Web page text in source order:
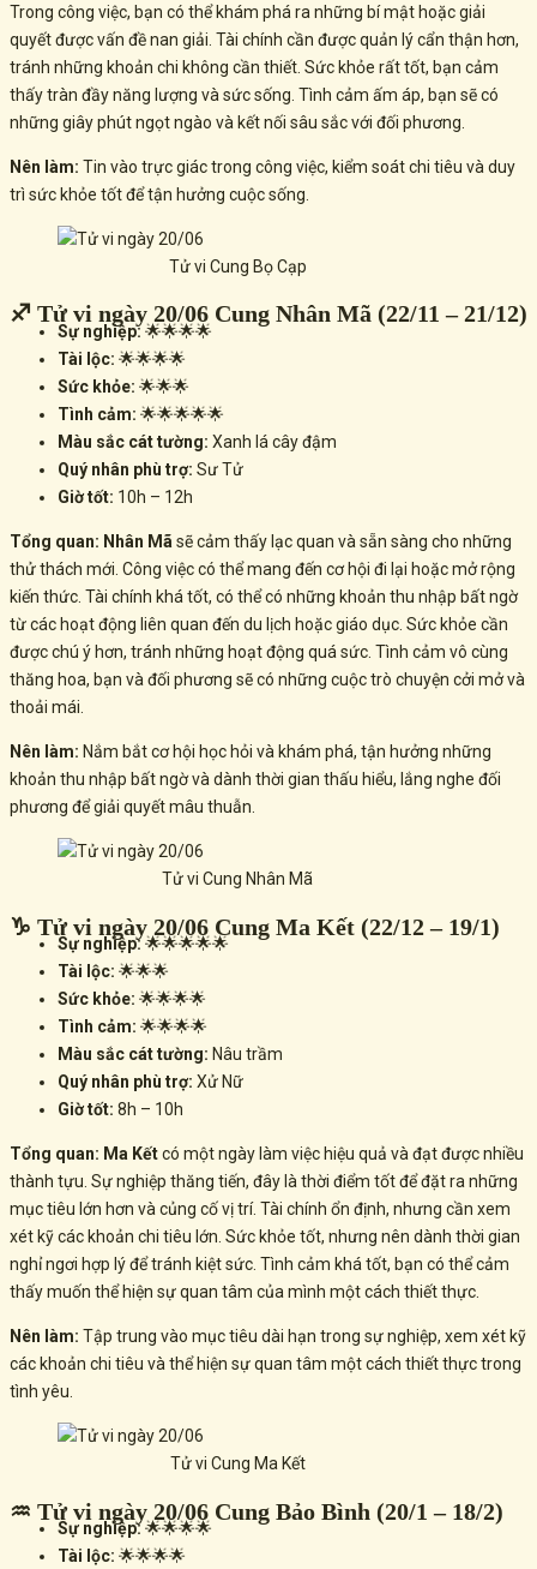
Trong công việc, bạn có thể khám phá ra những bí mật hoặc giải
quyết được vấn đề nan giải. Tài chính cần được quản lý cẩn thận hơn,
tránh những khoản chi không cần thiết. Sức khỏe rất tốt, bạn cảm
thấy tràn đầy năng lượng và sức sống. Tình cảm ấm áp, bạn sẽ có
những giây phút ngọt ngào và kết nối sâu sắc với đối phương.
Nên làm: Tin vào trực giác trong công việc, kiểm soát chi tiêu và duy
trì sức khỏe tốt để tận hưởng cuộc sống.
Tử vi Cung Bọ Cạp
♐ Tử vi ngày 20/06 Cung Nhân Mã (22/11 – 21/12)
Sự nghiệp:🌟🌟🌟🌟
Tài lộc: 🌟🌟🌟🌟
Sức khỏe: 🌟🌟🌟
Tình cảm: 🌟🌟🌟🌟🌟
Màu sắc cát tường: Xanh lá cây đậm
Quý nhân phù trợ: Sư Tử
Giờ tốt: 10h – 12h
Tổng quan: Nhân Mã sẽ cảm thấy lạc quan và sẵn sàng cho những
thử thách mới. Công việc có thể mang đến cơ hội đi lại hoặc mở rộng
kiến thức. Tài chính khá tốt, có thể có những khoản thu nhập bất ngờ
từ các hoạt động liên quan đến du lịch hoặc giáo dục. Sức khỏe cần
được chú ý hơn, tránh những hoạt động quá sức. Tình cảm vô cùng
thăng hoa, bạn và đối phương sẽ có những cuộc trò chuyện cởi mở và
thoải mái.
Nên làm: Nắm bắt cơ hội học hỏi và khám phá, tận hưởng những
khoản thu nhập bất ngờ và dành thời gian thấu hiểu, lắng nghe đối
phương để giải quyết mâu thuẫn.
Tử vi Cung Nhân Mã
♑ Tử vi ngày 20/06 Cung Ma Kết (22/12 – 19/1)
Sự nghiệp:🌟🌟🌟🌟🌟
Tài lộc: 🌟🌟🌟
Sức khỏe: 🌟🌟🌟🌟
Tình cảm: 🌟🌟🌟🌟
Màu sắc cát tường: Nâu trầm
Quý nhân phù trợ: Xử Nữ
Giờ tốt: 8h – 10h
Tổng quan: Ma Kếtcó một ngày làm việc hiệu quả và đạt được nhiều
thành tựu. Sự nghiệp thăng tiến, đây là thời điểm tốt để đặt ra những
mục tiêu lớn hơn và củng cố vị trí. Tài chính ổn định, nhưng cần xem
xét kỹ các khoản chi tiêu lớn. Sức khỏe tốt, nhưng nên dành thời gian
nghỉ ngơi hợp lý để tránh kiệt sức. Tình cảm khá tốt, bạn có thể cảm
thấy muốn thể hiện sự quan tâm của mình một cách thiết thực.
Nên làm: Tập trung vào mục tiêu dài hạn trong sự nghiệp, xem xét kỹ
các khoản chi tiêu và thể hiện sự quan tâm một cách thiết thực trong
tình yêu.
Tử vi Cung Ma Kết
♒ Tử vi ngày 20/06 Cung Bảo Bình (20/1 – 18/2)
Sự nghiệp:🌟🌟🌟🌟
Tài lộc: 🌟🌟🌟🌟